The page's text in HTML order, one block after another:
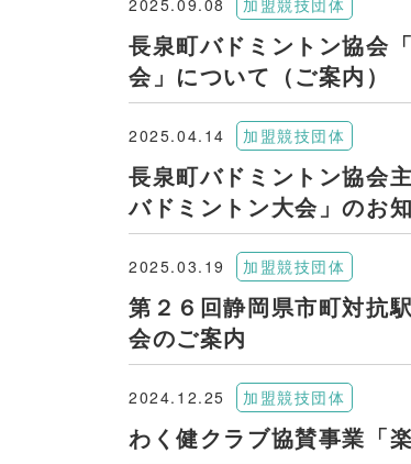
2025.09.08 加盟競技団体
長泉町バドミントン協会
会」について（ご案内）
2025.04.14 加盟競技団体
長泉町バドミントン協会
バドミントン大会」のお
2025.03.19 加盟競技団体
第２６回静岡県市町
会のご案内
2024.12.25 加盟競技団体
わく健クラブ協賛事業「